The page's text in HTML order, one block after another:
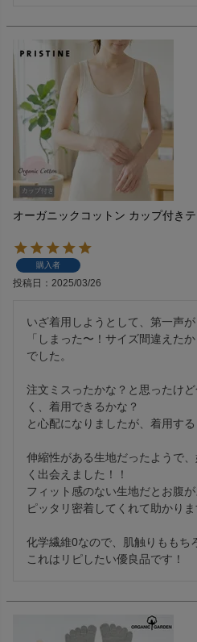
オーガニックコットン カップ付き
購入者
投稿日 2025/03/26
いざ着用しようとして、第一声が
「しまった〜！サイズ間違えた
でした。
注文ミスったかな？と思ったけ
く、着用できるかな？
と心配になりましたが、着用する
伸縮性がある生地だったようで
く出会えました！！
フィット感のない生地だとお腹
ピッタリ密着してくれて助かりま
化学繊維0なので、肌触りももち
これはリピしたい優良品です！